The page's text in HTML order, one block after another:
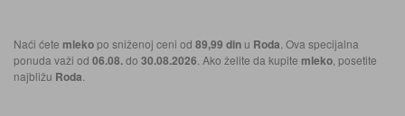
Naći ćete mlekopo sniženoj ceni od 89,99 din u Roda . Ova specijalna
ponuda važi od 06.08.do 30.08.2026 . Ako želite da kupite mleko , posetite
najbližu Roda